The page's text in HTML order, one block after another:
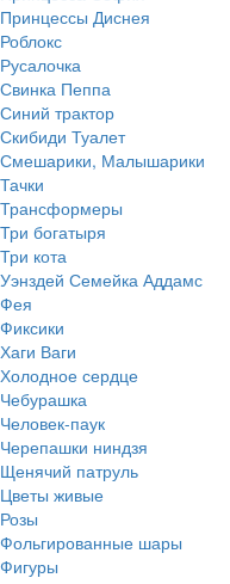
Принцессы Диснея
Роблокс
Русалочка
Свинка Пеппа
Синий трактор
Скибиди Туалет
Смешарики, Малышарики
Тачки
Трансформеры
Три богатыря
Три кота
Уэнздей Семейка Аддамс
Фея
Фиксики
Хаги Ваги
Холодное сердце
Чебурашка
Человек-паук
Черепашки ниндзя
Щенячий патруль
Цветы живые
Розы
Фольгированные шары
Фигуры